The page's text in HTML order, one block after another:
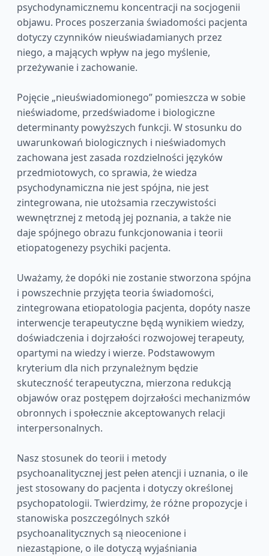
psychodynamicznemu koncentracji na socjogenii
objawu. Proces poszerzania świadomości pacjenta
dotyczy czynników nieuświadamianych przez
niego, a mających wpływ na jego myślenie,
przeżywanie i zachowanie.
Pojęcie „nieuświadomionego” pomieszcza w sobie
nieświadome, przedświadome i biologiczne
determinanty powyższych funkcji. W stosunku do
uwarunkowań biologicznych i nieświadomych
zachowana jest zasada rozdzielności języków
przedmiotowych, co sprawia, że wiedza
psychodynamiczna nie jest spójna, nie jest
zintegrowana, nie utożsamia rzeczywistości
wewnętrznej z metodą jej poznania, a także nie
daje spójnego obrazu funkcjonowania i teorii
etiopatogenezy psychiki pacjenta.
Uważamy, że dopóki nie zostanie stworzona spójna
i powszechnie przyjęta teoria świadomości,
zintegrowana etiopatologia pacjenta, dopóty nasze
interwencje terapeutyczne będą wynikiem wiedzy,
doświadczenia i dojrzałości rozwojowej terapeuty,
opartymi na wiedzy i wierze. Podstawowym
kryterium dla nich przynależnym będzie
skuteczność terapeutyczna, mierzona redukcją
objawów oraz postępem dojrzałości mechanizmów
obronnych i społecznie akceptowanych relacji
interpersonalnych.
Nasz stosunek do teorii i metody
psychoanalitycznej jest pełen atencji i uznania, o ile
jest stosowany do pacjenta i dotyczy określonej
psychopatologii. Twierdzimy, że różne propozycje i
stanowiska poszczególnych szkół
psychoanalitycznych są nieocenione i
niezastąpione, o ile dotyczą wyjaśniania